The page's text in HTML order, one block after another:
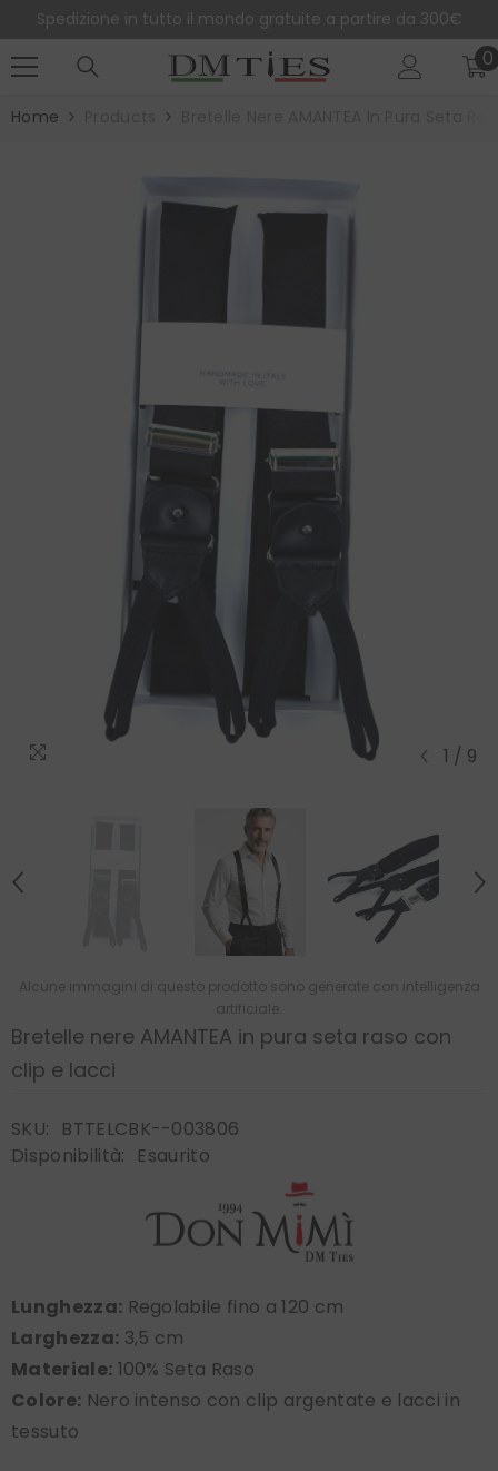
Spedizione in tutto il mondo gratuite a partire da 300€
00
Home
1 / 9
Alcune immagini di questo prodotto sono generate con intelligenza
artificiale.
Bretelle nere AMANTEA in pura seta raso con
clip e lacci
SKU:
BTTELCBK--003806
Disponibilità:
Esaurito
Lunghezza: Regolabile fino a 120 cm
Larghezza: 3,5 cm
Materiale: 100% Seta Raso
Colore: Nero intenso con clip argentate e lacci in
tessuto